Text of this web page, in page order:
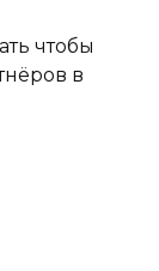
чтобы
в